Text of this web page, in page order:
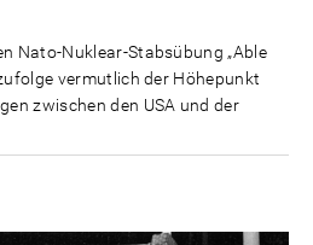
Nato-Nuklear-Stabsübung „Able
vermutlich der Höhepunkt
zwischen den USA und der